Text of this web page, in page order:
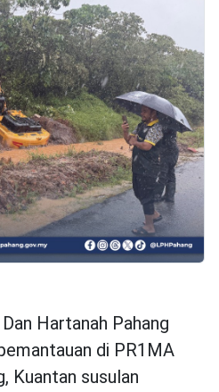
Hartanah Pahang
di PR1MA
Kuantan susulan